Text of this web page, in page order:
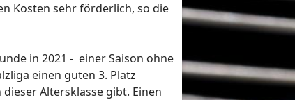
Kosten sehr förderlich, so die
in 2021 - einer Saison ohne
einen guten 3. Platz
Altersklasse gibt. Einen